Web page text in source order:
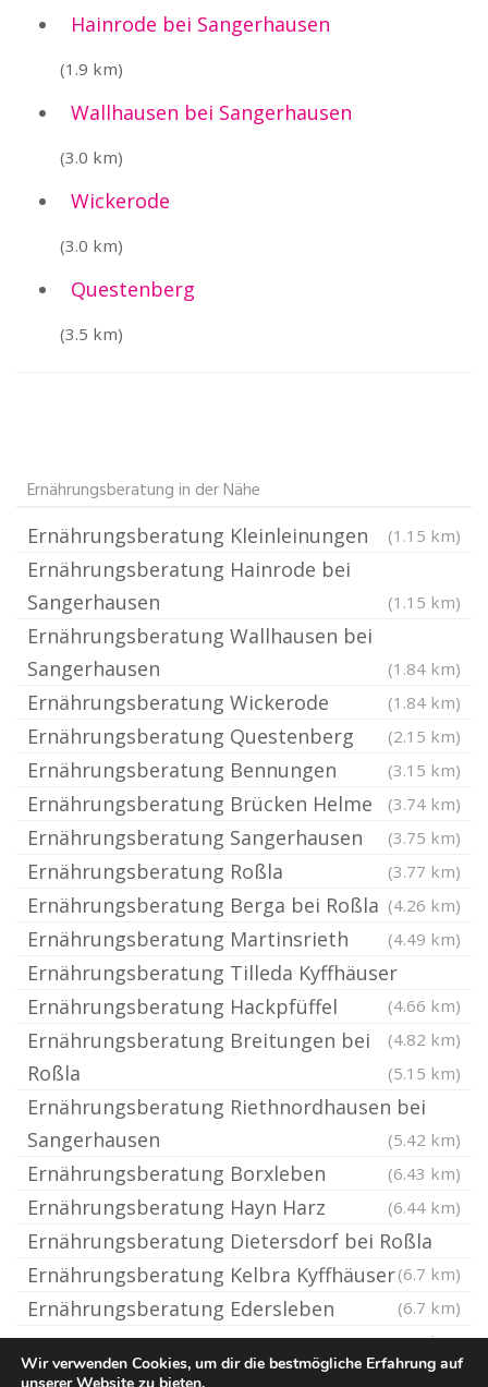
Hainrode bei Sangerhausen
(1.9 km)
Wallhausen bei Sangerhausen
(3.0 km)
Wickerode
(3.0 km)
Questenberg
(3.5 km)
Ernährungsberatung in der Nähe
Ernährungsberatung Kleinleinungen (1.15 km)
Ernährungsberatung Hainrode bei
Sangerhausen
(1.15 km)
Ernährungsberatung Wallhausen bei
Sangerhausen
(1.84 km)
Ernährungsberatung Wickerode (1.84 km)
Ernährungsberatung Questenberg (2.15 km)
Ernährungsberatung Bennungen (3.15 km)
Ernährungsberatung Brücken Helme (3.74 km)
Ernährungsberatung Sangerhausen (3.75 km)
Ernährungsberatung Roßla (3.77 km)
Ernährungsberatung Berga bei Roßla (4.26 km)
Ernährungsberatung Martinsrieth (4.49 km)
Ernährungsberatung Tilleda Kyffhäuser
(4.66 km)
Ernährungsberatung Hackpfüffel
(4.82 km)
Ernährungsberatung Breitungen bei
Roßla
(5.15 km)
Ernährungsberatung Riethnordhausen bei
Sangerhausen
(5.42 km)
Ernährungsberatung Borxleben (6.43 km)
Ernährungsberatung Hayn Harz (6.44 km)
Ernährungsberatung Dietersdorf bei Roßla
(6.7 km)
Ernährungsberatung Kelbra Kyffhäuser
(6.7 km)
Ernährungsberatung Edersleben
(6.81 km)
Wir verwenden Cookies, um dir die bestmögliche Erfahrung auf